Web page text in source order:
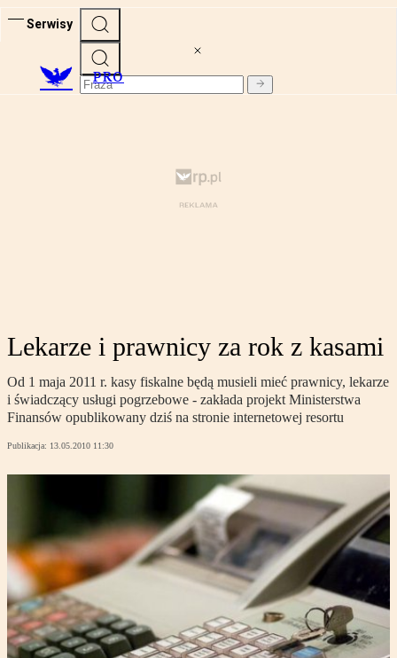
Serwisy
PRO
Lekarze i prawnicy za rok z kasami
Od 1 maja 2011 r. kasy fiskalne będą musieli mieć prawnicy, lekarze
i świadczący usługi pogrzebowe - zakłada projekt Ministerstwa
Finansów opublikowany dziś na stronie internetowej resortu
Publikacja: 13.05.2010 11:30